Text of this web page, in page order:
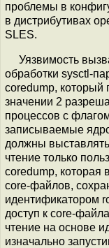
проблемы в
в дистрибутивах
SLES.
Уязвимость
обработки sysctl-
coredump,
значении 2
процессов с
записываемые
должны
чтение только
coredump, которая
core-файлов,
идентификатором
доступ к core-
чтение на основе
изначально